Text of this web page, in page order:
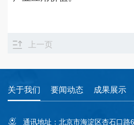
上一页
关于我们 要闻动态 成果展示
通讯地址：北京市海淀区杏石口路